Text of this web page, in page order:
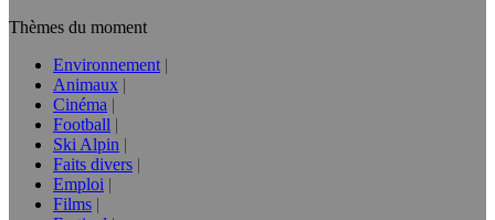
Thèmes du moment
Environnement
Animaux
Cinéma
Football
Ski Alpin
Faits divers
Emploi
Films